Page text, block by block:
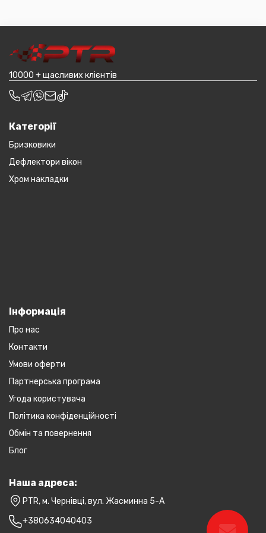
транспортування до місцявидачі (уточнювати з
10000 + щасливих клієнтів
Категорії
Бризковики
Дефлектори вікон
Хром накладки
Інформація
Про нас
Контакти
Умови оферти
Партнерська програма
Угода користувача
Політика конфіденційності
Обмін та повернення
Блог
Наша адреса:
PTR, м. Чернівці, вул. Жасминна 5-А
+380634040403